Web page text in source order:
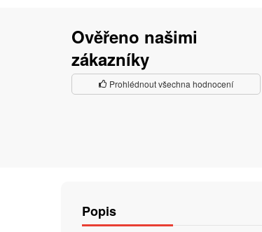
Ověřeno našimi
zákazníky
Prohlédnout všechna hodnocení
Popis